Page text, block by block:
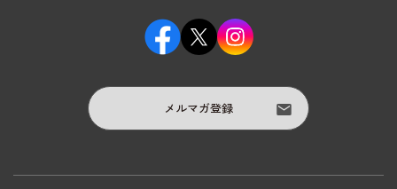
メルマガ登録